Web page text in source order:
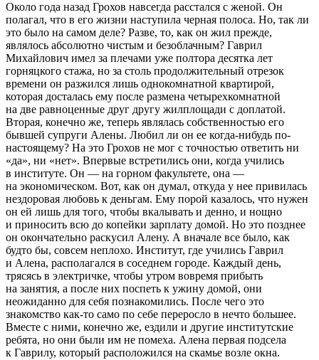
Около года назад Грохов навсегда расстался с женой. Он
полагал, что в его жизни наступила черная полоса. Но, так ли
это было на самом деле? Разве, то, как он жил прежде,
являлось абсолютно чистым и безоблачным? Гаврил
Михайлович имел за плечами уже полтора десятка лет
горняцкого стажа, но за столь продолжительный отрезок
времени он разжился лишь однокомнатной квартирой,
которая досталась ему после размена четырехкомнатной
на две равноценные друг другу жилплощади с доплатой.
Вторая, конечно же, теперь являлась собственностью его
бывшей супруги Алены. Любил ли он ее когда-нибудь по-
настоящему? На это Грохов не мог с точностью ответить ни
«да», ни «нет». Впервые встретились они, когда учились
в институте. Он — на горном факультете, она —
на экономическом. Вот, как он думал, откуда у нее привилась
нездоровая любовь к деньгам. Ему порой казалось, что нужен
он ей лишь для того, чтобы вкалывать и денно, и нощно
и приносить всю до копейки зарплату домой. Но это позднее
он окончательно раскусил Алену. А вначале все было, как
будто бы, совсем неплохо. Институт, где учились Гаврил
и Алена, располагался в соседнем городе. Каждый день,
трясясь в электричке, чтобы утром вовремя прибыть
на занятия, а после них поспеть к ужину домой, они
неожиданно для себя познакомились. После чего это
знакомство как-то само по себе переросло в нечто большее.
Вместе с ними, конечно же, ездили и другие институтские
ребята, но они были им не помеха. Алена первая подсела
к Гаврилу, который расположился на скамье возле окна.